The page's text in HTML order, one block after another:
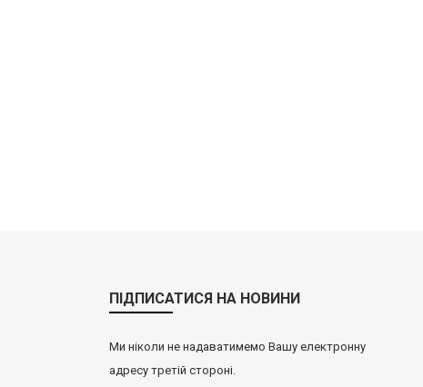
ПІДПИСАТИСЯ НА НОВИНИ
Ми ніколи не надаватимемо Вашу електронну
адресу третій стороні.